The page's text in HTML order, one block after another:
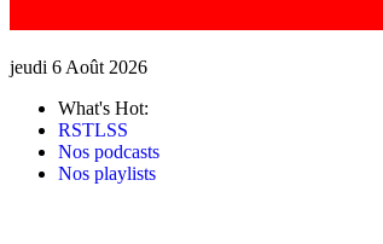
jeudi 6 Août 2026
What's Hot:
RSTLSS
Nos podcasts
Nos playlists